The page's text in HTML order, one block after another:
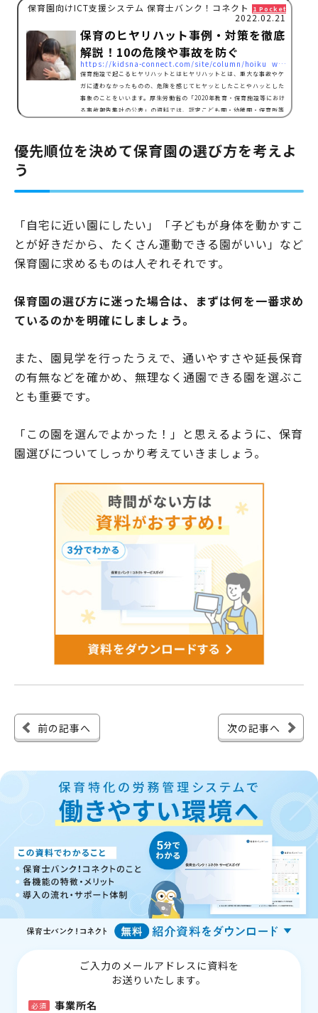
保育園向けICT支援システム 保育士バンク！コネクト 1 Pocket
2022.02.21
保育のヒヤリハット事例・対策を徹底
解説！10の危険や事故を防ぐ
https://kidsna-connect.com/site/column/hoiku_workstyle/1508
保育施設で起こるヒヤリハットとはヒヤリハットとは、重大な事故やケ
ガに遭わなかったものの、危険を感じてヒヤッとしたことやハッとした
事象のことをいいます。厚生労働省の「2020年教育・保育施設等におけ
る事故報告集計の公表」の資料では、認定こども園・幼稚園・保育所等
となりました。こういった事態を防ぐためにも、保育施設で起こりうる
ヒヤリハット事例を把握し、環境を整えることが大切で…
優先順位を決めて保育園の選び方を考えよ
う
「自宅に近い園にしたい」「子どもが身体を動かすこ
とが好きだから、たくさん運動できる園がいい」など
保育園に求めるものは人ぞれそれです。
保育園の選び方に迷った場合は、まずは何を一番求め
ているのかを明確にしましょう。
また、園見学を行ったうえで、通いやすさや延長保育
の有無などを確かめ、無理なく通園できる園を選ぶこ
とも重要です。
「この園を選んでよかった！」と思えるように、保育
園選びについてしっかり考えていきましょう。
前の記事へ 次の記事へ
ご入力のメールアドレスに資料を
お送りいたします。
必須 事業所名